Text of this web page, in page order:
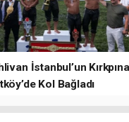
İstanbul’un
Kol Bağladı